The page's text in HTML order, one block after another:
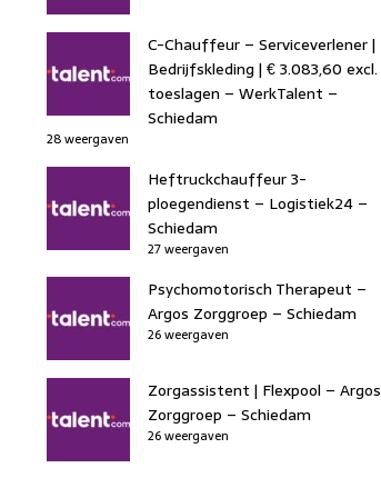
C-Chauffeur – Serviceverlener |
Bedrijfskleding | € 3.083,60 excl.
toeslagen – WerkTalent –
Schiedam
28 weergaven
Heftruckchauffeur 3-
ploegendienst – Logistiek24 –
Schiedam
27 weergaven
Psychomotorisch Therapeut –
Argos Zorggroep – Schiedam
26 weergaven
Zorgassistent | Flexpool – Argos
Zorggroep – Schiedam
26 weergaven